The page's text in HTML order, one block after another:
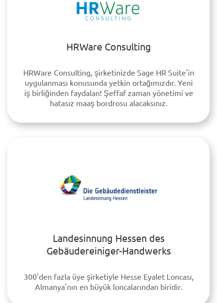
HRWare Consulting
HRWare Consulting, şirketinizde Sage HR Suite'in
uygulanması konusunda yetkin ortağımızdır. Yeni
iş birliğinden faydalan! Şeffaf zaman yönetimi ve
hatasız maaş bordrosu alacaksınız.
Landesinnung Hessen des
Gebäudereiniger-Handwerks
300'den fazla üye şirketiyle Hesse Eyalet Loncası,
Almanya'nın en büyük loncalarından biridir.